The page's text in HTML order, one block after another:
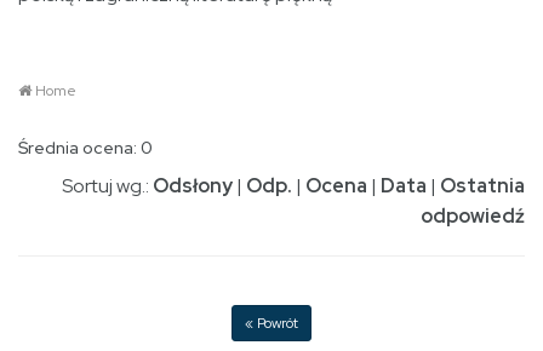
Home
Średnia ocena: 0
Sortuj wg.: Odsłony| Odp. | Ocena | Data | Ostatnia
odpowiedź
« Powrót